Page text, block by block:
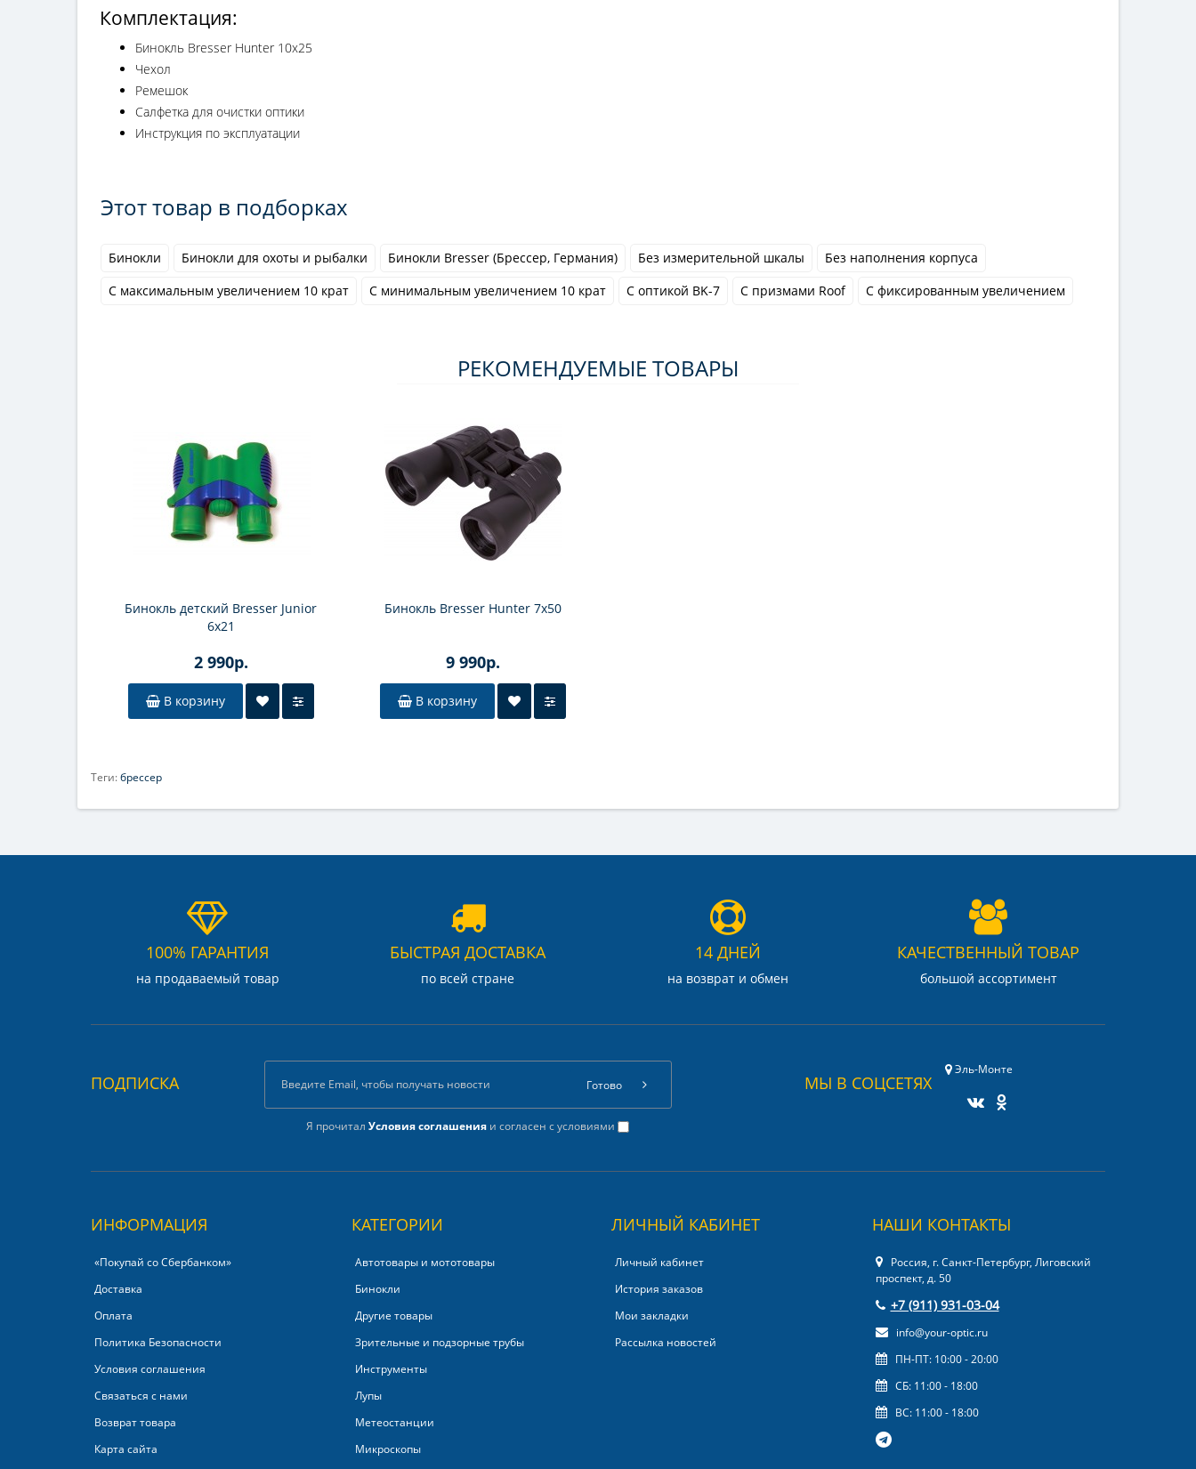
Комплектация:
Бинокль Bresser Hunter 10x25
Чехол
Ремешок
Салфетка для очистки оптики
Инструкция по эксплуатации
Этот товар в подборках
Бинокли Бинокли для охоты и рыбалки Бинокли Bresser (Брессер, Германия) Без измерительной шкалы
Без наполнения корпуса
С максимальным увеличением 10 крат
С минимальным увеличением 10 крат С оптикой BK-7 С призмами Roof С фиксированным увеличением
РЕКОМЕНДУЕМЫЕ ТОВАРЫ
Бинокль детский Bresser Junior
6x21
2 990р.
В корзину
Бинокль Bresser Hunter 7x50
9 990р.
В корзину
Теги:брессер
100% ГАРАНТИЯ
на продаваемый товар
БЫСТРАЯ ДОСТАВКА
по всей стране
14 ДНЕЙ
на возврат и обмен
КАЧЕСТВЕННЫЙ ТОВАР
большой ассортимент
ПОДПИСКА
Я прочиталУсловия соглашения и согласен с условиями
Готово МЫ В СОЦСЕТЯХ
Эль-Монте
ИНФОРМАЦИЯ
«Покупай со Сбербанком»‎
Доставка
Оплата
Политика Безопасности
Условия соглашения
Связаться с нами
Возврат товара
Карта сайта
КАТЕГОРИИ
Автотовары и мототовары
Бинокли
Другие товары
Зрительные и подзорные трубы
Инструменты
Лупы
Метеостанции
Микроскопы
ЛИЧНЫЙ КАБИНЕТ
Личный кабинет
История заказов
Мои закладки
Рассылка новостей
НАШИ КОНТАКТЫ
Россия, г. Санкт-Петербург, Лиговский
проспект, д. 50
+7 (911) 931-03-04
info@your-optic.ru
ПН-ПТ: 10:00 - 20:00
СБ: 11:00 - 18:00
ВС: 11:00 - 18:00